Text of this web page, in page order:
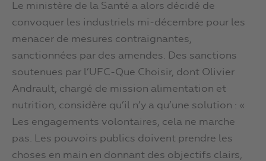
Le ministère de la Santé a alors décidé de
convoquer les industriels mi-décembre pour les
menacer de mesures contraignantes,
sanctionnées par des amendes. Des sanctions
soutenues par l’UFC-Que Choisir, dont Olivier
Andrault, chargé de mission alimentation et
nutrition, considère qu’il n’y a qu’une solution : «
Les engagements volontaires, cela ne marche
pas. Les pouvoirs publics doivent prendre les
choses en main en donnant des objectifs clairs,